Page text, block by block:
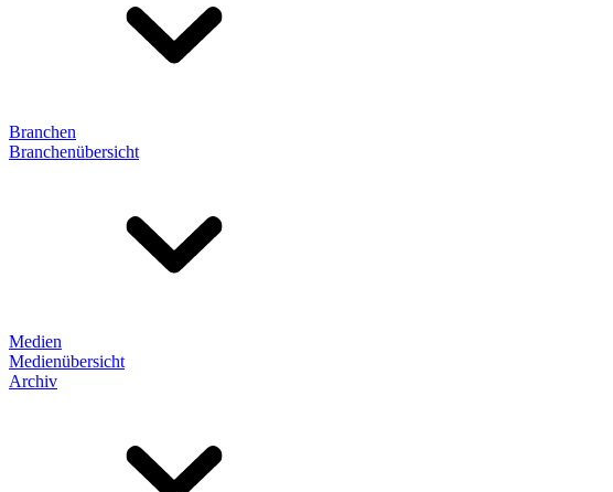
Branchen
Branchenübersicht
Medien
Medienübersicht
Archiv